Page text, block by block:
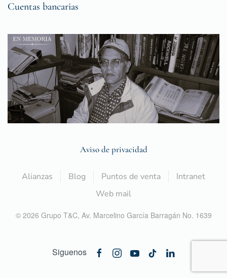
Cuentas bancarias
Aviso de privacidad
Alianzas Blog Puntos de venta
Intranet
Web mail
© 2026 Grupo T&C, Av. Marcelino García Barragán No. 1639
Siguenos